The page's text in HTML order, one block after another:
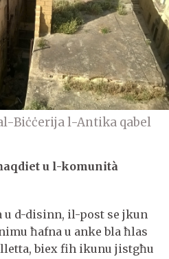
Biċċerija l-Antika qabel
u l-komunità
d-disinn, il-post se jkun
ħafna u anke bla ħlas
biex fih ikunu jistgħu